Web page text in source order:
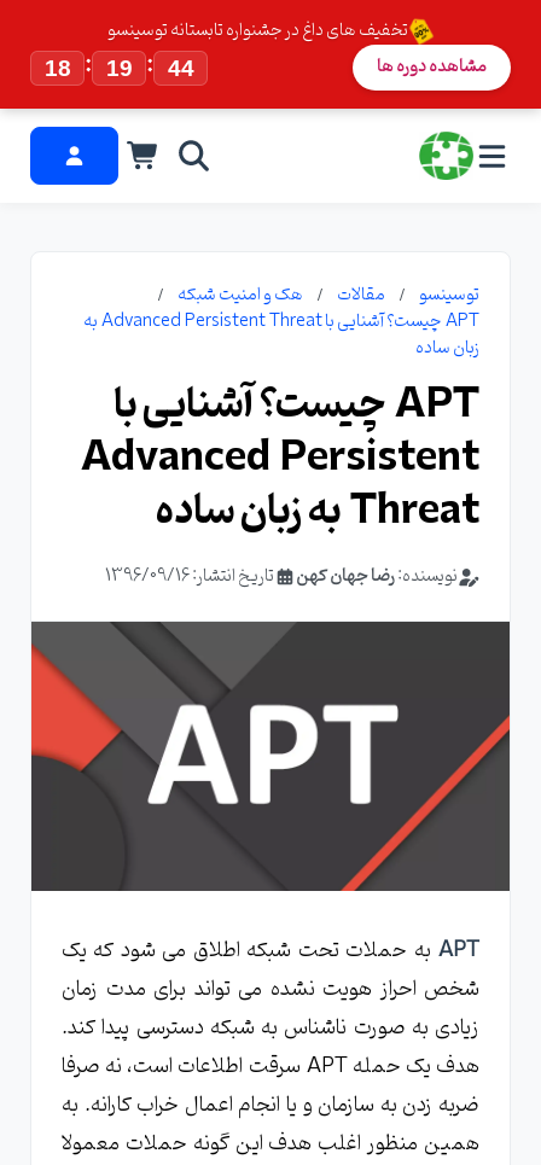
تخفیف های داغ در جشنواره تابستانه توسینسو
18
: 19 : 44 مشاهده دوره ها
توسینسو مقالات
هک و امنیت شبکه
APT چیست؟ آشنایی با Advanced Persistent Threat به
زبان ساده
APT چیست؟ آشنایی با
Advanced Persistent
Threat به زبان ساده
نویسنده:رضا جهان کهن تاریخ انتشار: 1396/09/16
APT به حملات تحت شبکه اطلاق می شود که یک
شخص احراز هویت نشده می تواند برای مدت زمان
زیادی به صورت ناشناس به شبکه دسترسی پیدا کند.
هدف یک حمله APT سرقت اطلاعات است، نه صرفا
ضربه زدن به سازمان و یا انجام اعمال خراب کارانه. به
همین منظور اغلب هدف این گونه حملات معمولا